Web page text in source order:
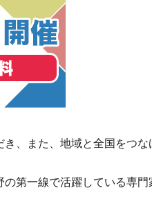
、また、地域と全国をつ
第一線で活躍している専